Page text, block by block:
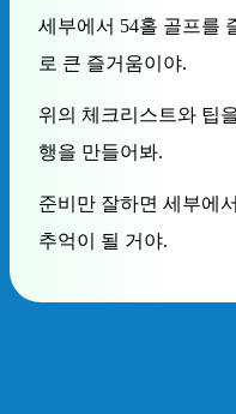
세부에서 54홀 골프를
로 큰 즐거움이야.
위의 체크리스트와 팁
행을 만들어봐.
준비만 잘하면 세부에
추억이 될 거야.